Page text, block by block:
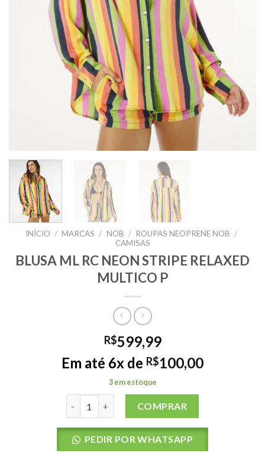
INÍCIO / MARCAS / NOB / ROUPAS NEOPRENE NOB /
CAMISAS
BLUSA ML RC NEON STRIPE RELAXED
MULTICO P
R$599,99
Em até 6x de R$100,00
3 em estoque
COMPRAR
PEDIR POR WHATSAPP